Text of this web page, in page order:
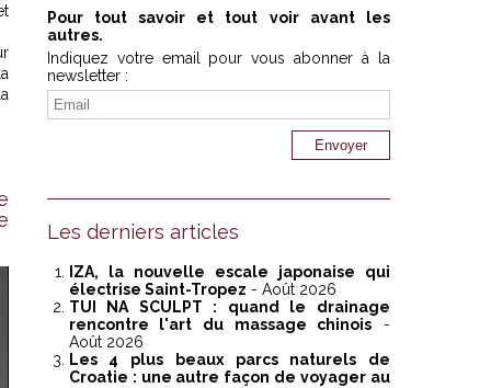
Pour tout savoir et tout voir avant les
autres.
Indiquez votre email pour vous abonner à la
newsletter :
Les derniers articles
IZA, la nouvelle escale japonaise qui
électrise Saint-Tropez - Août 2026
TUI NA SCULPT : quand le drainage
rencontre l'art du massage chinois -
Août 2026
Les 4 plus beaux parcs naturels de
Croatie : une autre façon de voyager au